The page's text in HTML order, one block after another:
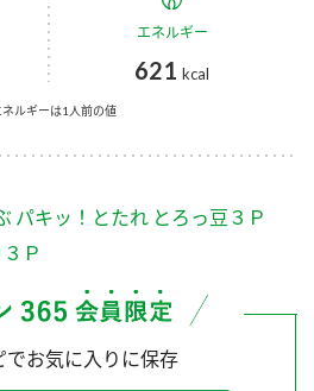
中華
おすしの素
米飯用調味液
史
組み
ンミュージアム）
エネルギー
621 kcal
ルギーは1人前の値
パキッ！とたれ とろっ豆３Ｐ
Ｐ
でお気に入りに保存